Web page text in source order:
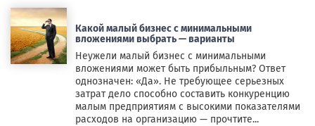
Какой малый бизнес с минимальными
вложениями выбрать — варианты
Неужели малый бизнес с минимальными
вложениями может быть прибыльным? Ответ
однозначен: «Да». Не требующее серьезных
затрат дело способно составить конкуренцию
малым предприятиям с высокими показателями
расходов на организацию — прочтите...